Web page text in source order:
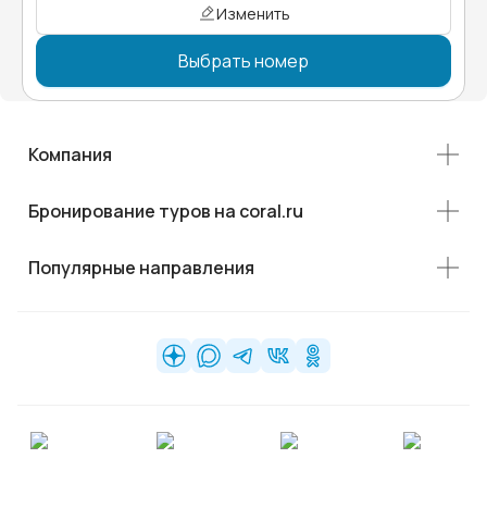
Изменить
Выбрать номер
Компания
Бронирование туров на coral.ru
Популярные направления